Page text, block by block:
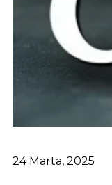
24 Marta, 2025